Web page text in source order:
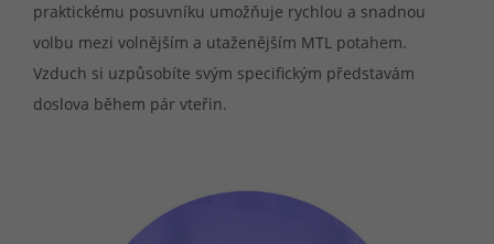
praktickému posuvníku umožňuje rychlou a snadnou
volbu mezi volnějším a utaženějším MTL potahem.
Vzduch si uzpůsobíte svým specifickým představám
doslova během pár vteřin.